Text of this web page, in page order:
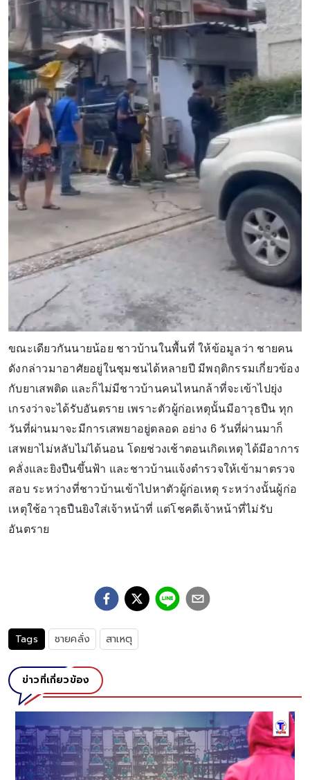
ขณะเดียวกันนายน้อย ชาวบ้านในพื้นที่ ให้ข้อมูลว่า ชายคน
ดังกล่าวมาอาศัยอยู่ในชุมชนได้หลายปี มีพฤติกรรมเกี่ยวข้อง
กับยาเสพติด และก็ไม่มีชาวบ้านคนไหนกล้าที่จะเข้าไปยุ่ง
เกรงว่าจะได้รับอันตราย เพราะตัวผู้ก่อเหตุนั้นมีอาวุธปืน ทุก
วันที่ผ่านมาจะมีการเสพยาอยู่ตลอด อย่าง 6 วันที่ผ่านมาก็
เสพยาไม่หลับไม่ได้นอน โดยช่วงเช้าตอนเกิดเหตุ ได้มีอาการ
คลั่งและยิงปืนขึ้นฟ้า และชาวบ้านแจ้งตำรวจให้เข้ามาตรวจ
สอบ ระหว่างที่ชาวบ้านเข้าไปหาตัวผู้ก่อเหตุ ระหว่างนั้นผู้ก่อ
เหตุใช้อาวุธปืนยิงใส่เจ้าหน้าที่ แต่โชคดีเจ้าหน้าที่ไม่รับ
อันตราย
Tags ชายคลั่ง สาเหตุ
ข่าวที่เกี่ยวข้อง